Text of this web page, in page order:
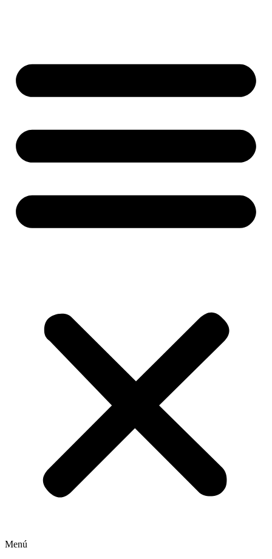
Menú